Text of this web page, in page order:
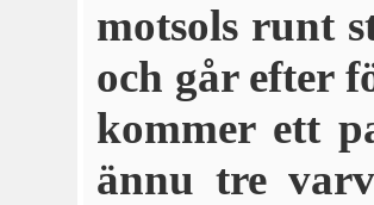
motsols runt
och går efter
kommer ett
ännu tre